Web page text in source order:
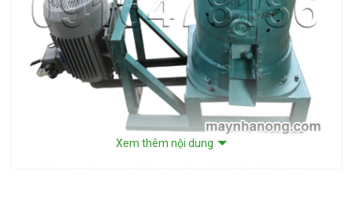
Xem thêm nội dung